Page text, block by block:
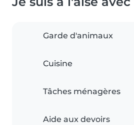
Garde d'animaux
Cuisine
Tâches ménagères
Aide aux devoirs